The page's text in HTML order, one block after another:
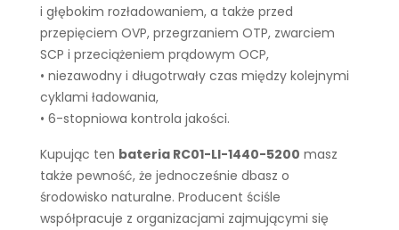
i głębokim rozładowaniem, a także przed
przepięciem OVP, przegrzaniem OTP, zwarciem
SCP i przeciążeniem prądowym OCP,
• niezawodny i długotrwały czas między kolejnymi
cyklami ładowania,
• 6-stopniowa kontrola jakości.
Kupując ten bateria RC01-LI-1440-5200 masz
także pewność, że jednocześnie dbasz o
środowisko naturalne. Producent ściśle
współpracuje z organizacjami zajmującymi się